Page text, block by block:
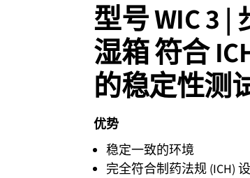
型号 WIC 3
湿箱 符合
的稳定性测
优势
稳定一致的环境
完全符合制药法规 (ICH)